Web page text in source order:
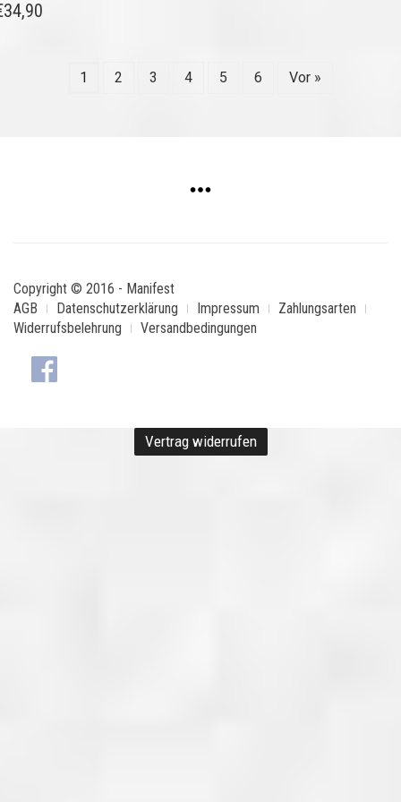
34,90
1 2 3 4 5 6 Vor »
Copyright © 2016 - Manifest
AGB
Datenschutzerklärung Impressum
Zahlungsarten
Widerrufsbelehrung
Versandbedingungen
Vertrag widerrufen